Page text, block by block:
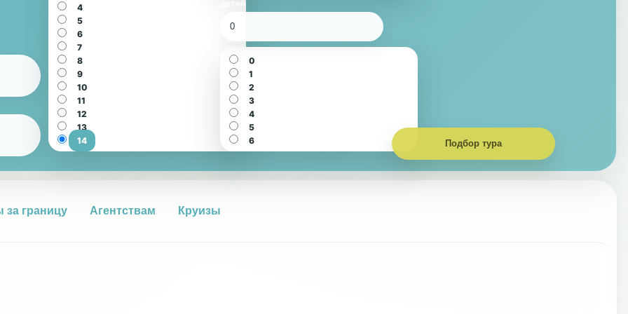
4
5
6
7
8
9
10
11
12
13
14
детей
0
0
1
2
3
4
5
6
за границу Агентствам Круизы